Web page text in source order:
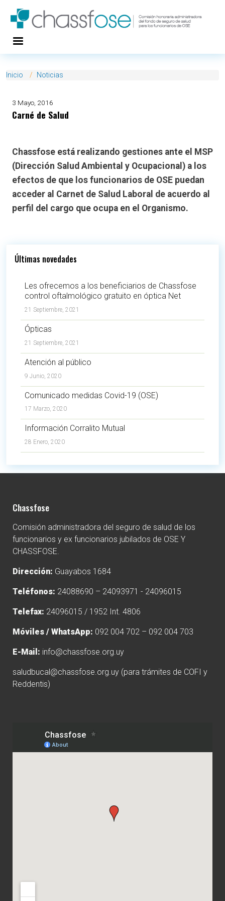
Inicio Noticias
3 Mayo, 2016
Carné de Salud
Chassfose está realizando gestiones ante el MSP
(Dirección Salud Ambiental y Ocupacional) a los
efectos de que los funcionarios de OSE puedan
acceder al Carnet de Salud Laboral de acuerdo al
perfil del cargo que ocupa en el Organismo.
Últimas novedades
Les ofrecemos a los beneficiarios de Chassfose
control oftalmológico gratuito en óptica Net
21 Septiembre, 2021
Ópticas
21 Septiembre, 2021
Atención al público
9 Junio, 2020
Comunicado medidas Covid-19 (OSE)
17 Marzo, 2020
Información Corralito Mutual
28 Enero, 2020
Chassfose
Comisión administradora del seguro de salud de los
funcionarios y ex funcionarios jubilados de OSE Y
CHASSFOSE.
Dirección: Guayabos 1684
Teléfonos: 24088690 – 24093971 - 24096015
Telefax: 24096015 / 1952 Int. 4806
Móviles / WhatsApp: 092 004 702 – 092 004 703
E-Mail: info@chassfose.org.uy
saludbucal@chassfose.org.uy(para trámites de COFI y
Reddentis)